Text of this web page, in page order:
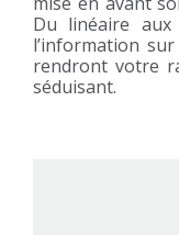
Du linéaire
l’information
rendront votre
séduisant.